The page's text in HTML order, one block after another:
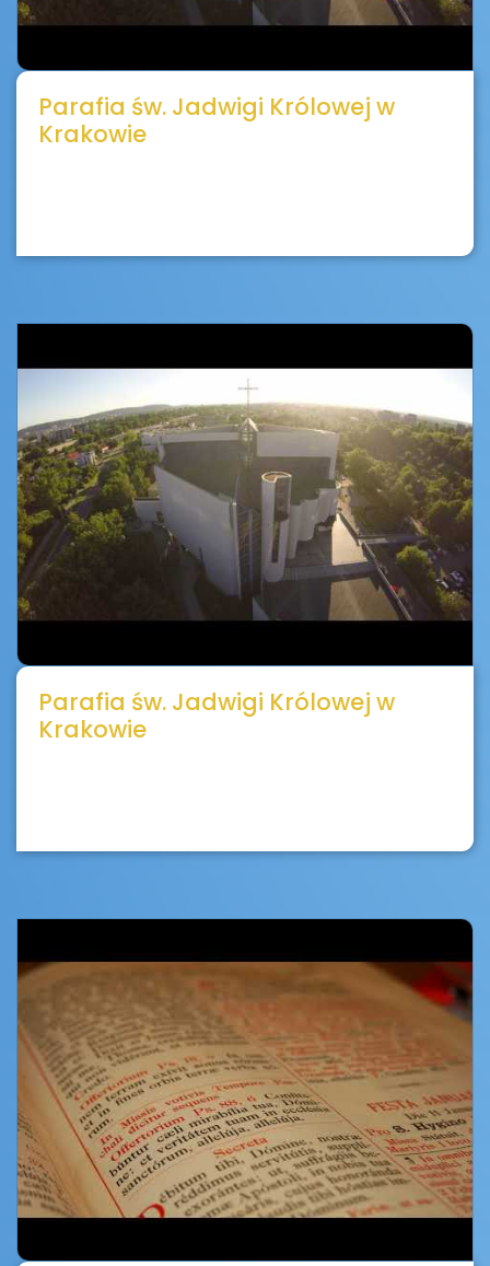
Parafia św. Jadwigi Królowej w
Krakowie
Parafia św. Jadwigi Królowej w
Krakowie